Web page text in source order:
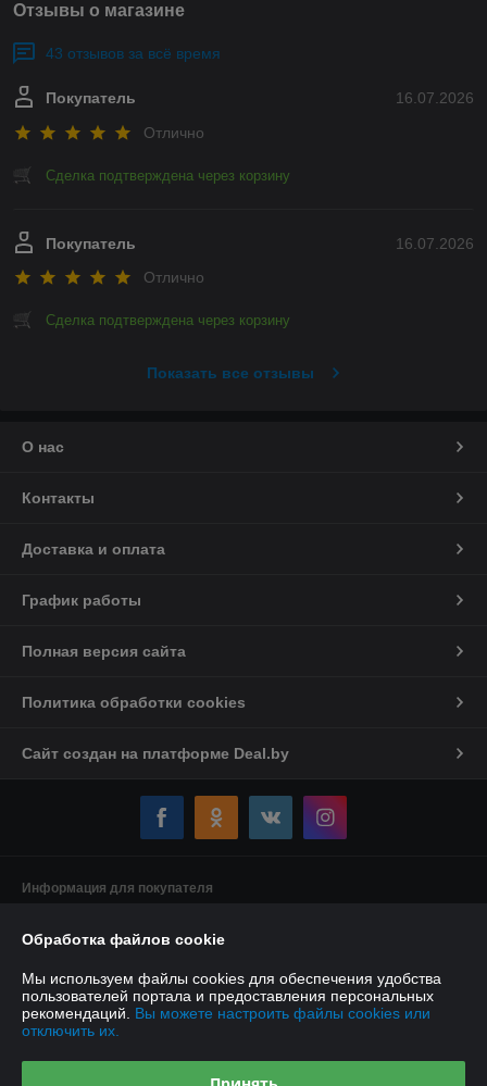
Отзывы о магазине
43 отзывов за всё время
16.07.2026
Покупатель
Отлично
Сделка подтверждена через корзину
16.07.2026
Покупатель
Отлично
Сделка подтверждена через корзину
Показать все отзывы
О нас
Контакты
Доставка и оплата
График работы
Полная версия сайта
Политика обработки cookies
Сайт создан на платформе Deal.by
Информация для покупателя
предприниматель Якушенко Виктор Леонидович
Регистрационный номер ЕГР: 191897898
УНП: 191897898
Регистрационный орган: Минский горисполком
Обработка файлов cookie
Мы используем файлы cookies для обеспечения удобства
пользователей портала и предоставления персональных
рекомендаций. Вы можете настроить файлы cookies или
отключить их.